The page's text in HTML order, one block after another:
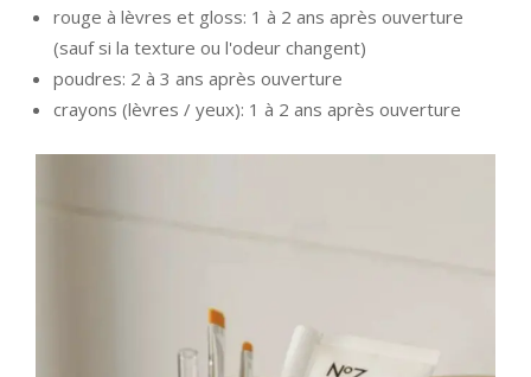
rouge à lèvres et gloss: 1 à 2 ans après ouverture
(sauf si la texture ou l'odeur changent)
poudres: 2 à 3 ans après ouverture
crayons (lèvres / yeux): 1 à 2 ans après ouverture